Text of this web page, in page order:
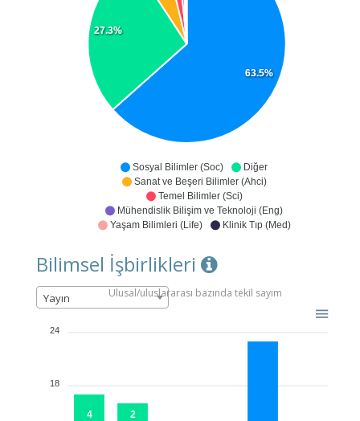
Sosyal Bilimler (Soc)
Diğer
Sanat ve Beşeri Bilimler (Ahci)
Temel Bilimler (Sci)
Mühendislik Bilişim ve Teknoloji (Eng)
Yaşam Bilimleri (Life)
Klinik Tıp (Med)
63.5%
27.3%
Bilimsel İşbirlikleri
Yayın Ulusal/uluslararası bazında tekil sayım
4
2
24
18